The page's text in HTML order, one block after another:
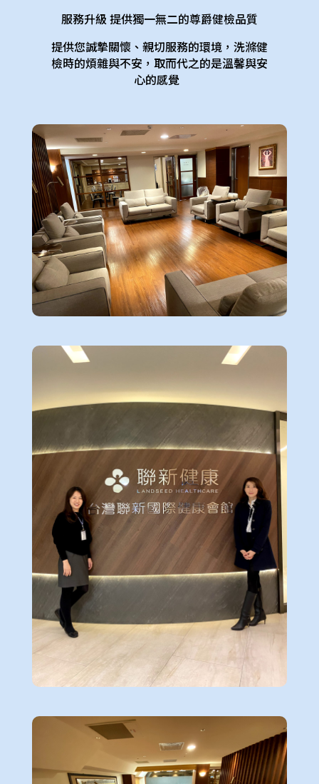
服務升級 提供獨一無二的尊爵健檢品質
提供您誠摯關懷、親切服務的環境，洗滌健
檢時的煩雜與不安，取而代之的是溫馨與安
心的感覺